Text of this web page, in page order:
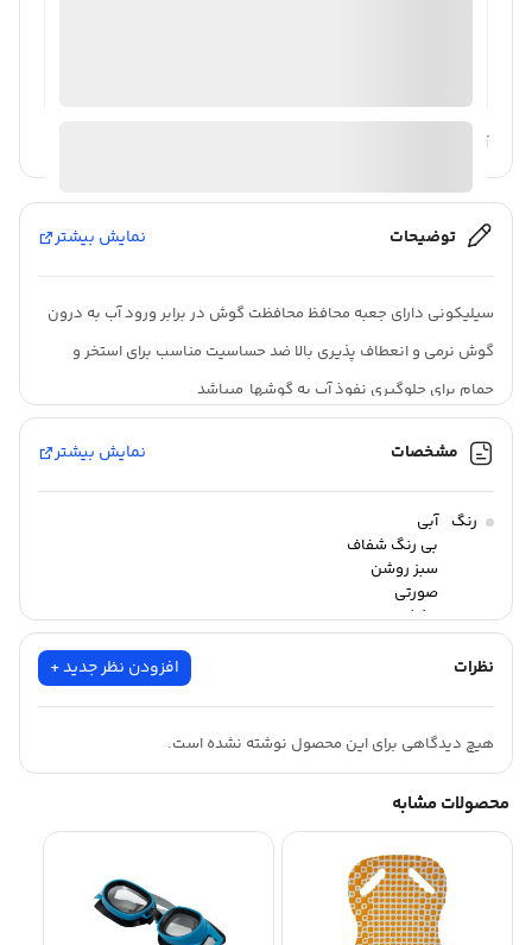
آیا قیمت مناسب تری سراغ دارید؟
توضیحات نمایش بیشتر
سیلیکونی دارای جعبه محافظ محافظت گوش در برابر ورود آب به درون
گوش نرمی و انعطاف پذیری بالا ضد حساسیت مناسب برای استخر و
حمام برای جلوگیری نفوذ آب به گوشها میباشد
مشخصات نمایش بیشتر
رنگ آبی
بی رنگ شفاف
سبز روشن
صورتی
مشکی
نظرات افزودن نظر جدید +
هیچ دیدگاهی برای این محصول نوشته نشده است.
محصولات مشابه